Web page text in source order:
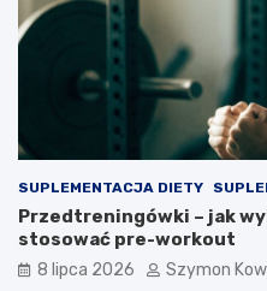
SUPLEMENTACJA DIETY
Przedtreningówki – jak
stosować pre-workout
8 lipca 2026 Szymon